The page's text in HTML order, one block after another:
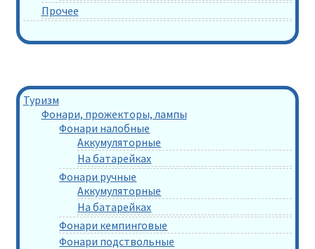
Прочее
Туризм
Фонари, прожекторы, лампы
Фонари налобные
Аккумуляторные
На батарейках
Фонари ручные
Аккумуляторные
На батарейках
Фонари кемпинговые
Фонари подствольные